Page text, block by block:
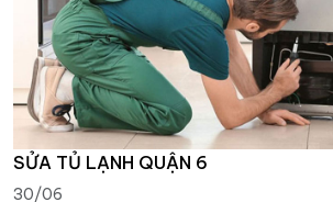
SỬA TỦ LẠNH QUẬN 6
30/06